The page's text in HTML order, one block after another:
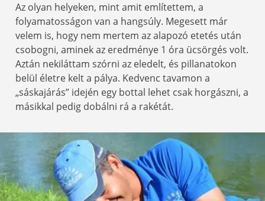
Az olyan helyeken, mint amit említettem, a
folyamatosságon van a hangsúly. Megesett már
velem is, hogy nem mertem az alapozó etetés után
csobogni, aminek az eredménye 1 óra ücsörgés volt.
Aztán nekiláttam szórni az eledelt, és pillanatokon
belül életre kelt a pálya. Kedvenc tavamon a
„sáskajárás” idején egy bottal lehet csak horgászni, a
másikkal pedig dobálni rá a rakétát.